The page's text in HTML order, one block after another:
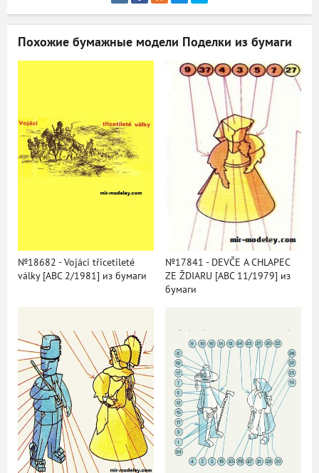
Похожие бумажные модели Поделки из бумаги
№18682 - Vojáci třicetileté
války [ABC 2/1981] из бумаги
№17841 - DEVČE A CHLAPEC
ZE ŽDIARU [ABC 11/1979] из
бумаги